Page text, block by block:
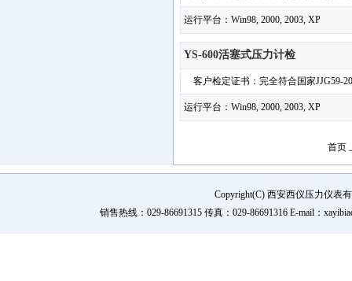
运行平台：Win98, 2000, 2003, XP
YS-600活塞式压力计检
客户检定证书：完全符合国家JJG59-
运行平台：Win98, 2000, 2003, XP
首页
Copyright(C) 西安西仪压力仪表
销售热线：029-86691315 传真：029-86691316 E-mail：